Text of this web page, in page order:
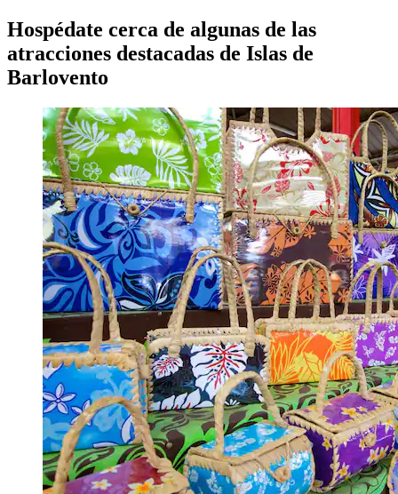
Hospédate cerca de algunas de las
atracciones destacadas de Islas de
Barlovento